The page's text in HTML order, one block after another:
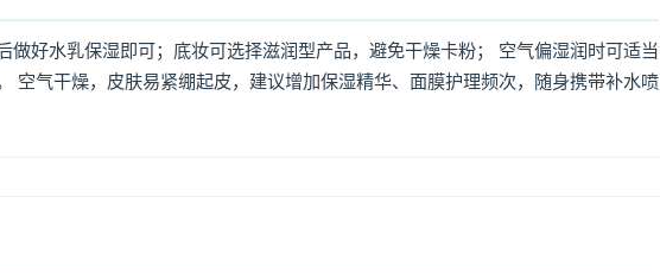
做好水乳保湿即可；底妆可选择滋润型产品，避免干燥卡粉； 空气偏湿润时可适当
空气干燥，皮肤易紧绷起皮，建议增加保湿精华、面膜护理频次，随身携带补水喷